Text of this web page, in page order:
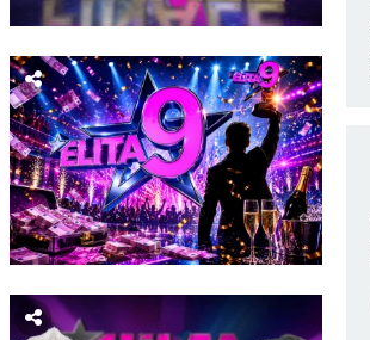
Neophodan je iskren
ZDRAVLJE:Odlično.